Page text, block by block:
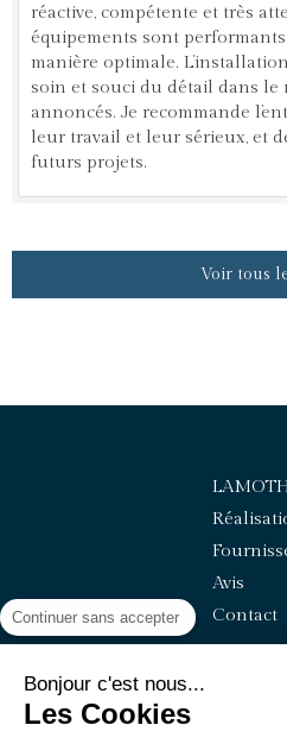
réactive, compétente et très
équipements sont
manière optimale.
soin et souci du détail dans le
annoncés. Je recommande
leur travail et leur sérieux, et
futurs projets.
Voir tous
Avis
Contact
©2019 LAMOTHE -
Continuer sans accepter
Bonjour c'est nous...
Les Cookies